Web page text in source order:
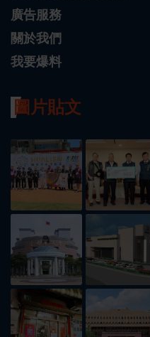
廣告服務
關於我們
我要爆料
圖片貼文